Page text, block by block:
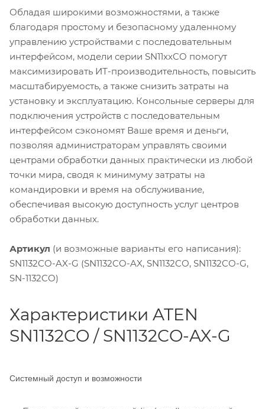
Обладая широкими возможностями, а также
благодаря простому и безопасному удаленному
управлению устройствами с последовательным
интерфейсом, модели серии SN11xxCO помогут
максимизировать ИТ-производительность, повысить
масштабируемость, а также снизить затраты на
установку и эксплуатацию. Консольные серверы для
подключения устройств с последовательным
интерфейсом сэкономят Ваше время и деньги,
позволяя администраторам управлять своими
центрами обработки данных практически из любой
точки мира, сводя к минимуму затраты на
командировки и время на обслуживание,
обеспечивая высокую доступность услуг центров
обработки данных.
Артикул (и возможные варианты его написания):
SN1132CO-AX-G (SN1132CO-AX, SN1132CO, SN1132CO-G,
SN-1132CO)
Характеристики ATEN
SN1132CO / SN1132CO-AX-G
Системный доступ и возможности